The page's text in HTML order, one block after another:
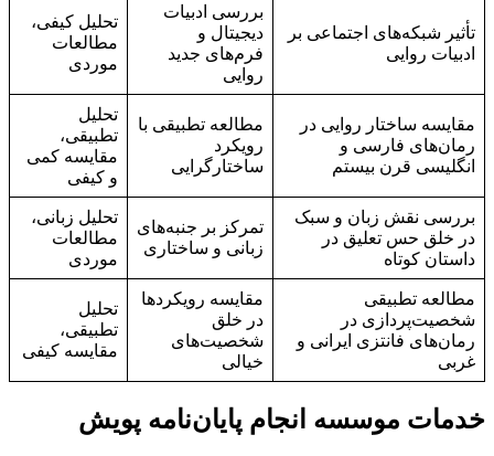
تأثیر شبکه‌های اجتماعی بر
ادبیات روایی
بررسی ادبیات
دیجیتال و
فرم‌های جدید
روایی
تحلیل کیفی،
مطالعات
موردی
مقایسه ساختار روایی در
رمان‌های فارسی و
انگلیسی قرن بیستم
مطالعه تطبیقی با
رویکرد
ساختارگرایی
تحلیل
تطبیقی،
مقایسه کمی
و کیفی
بررسی نقش زبان و سبک
در خلق حس تعلیق در
داستان کوتاه
تمرکز بر جنبه‌های
زبانی و ساختاری
تحلیل زبانی،
مطالعات
موردی
مطالعه تطبیقی
شخصیت‌پردازی در
رمان‌های فانتزی ایرانی و
غربی
مقایسه رویکردها
در خلق
شخصیت‌های
خیالی
تحلیل
تطبیقی،
مقایسه کیفی
خدمات موسسه انجام پایان‌نامه پویش